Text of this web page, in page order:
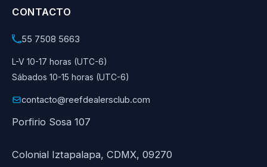
CONTACTO
55 7508 5663
L-V 10-17 horas (UTC-6)
Sábados 10-15 horas (UTC-6)
contacto@reefdealersclub.com
Porfirio Sosa 107
Colonial Iztapalapa, CDMX, 09270